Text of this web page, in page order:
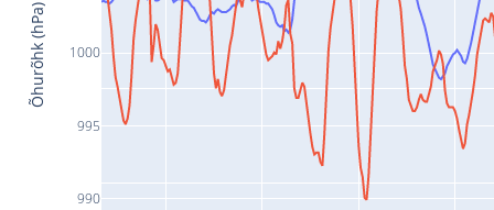
990
995
1000
Õhurõhk (hPa)